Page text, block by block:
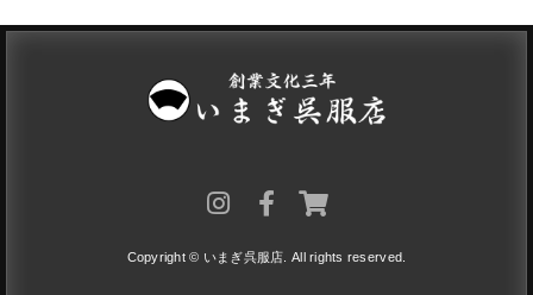
Copyright © いまぎ呉服店. All rights reserved.